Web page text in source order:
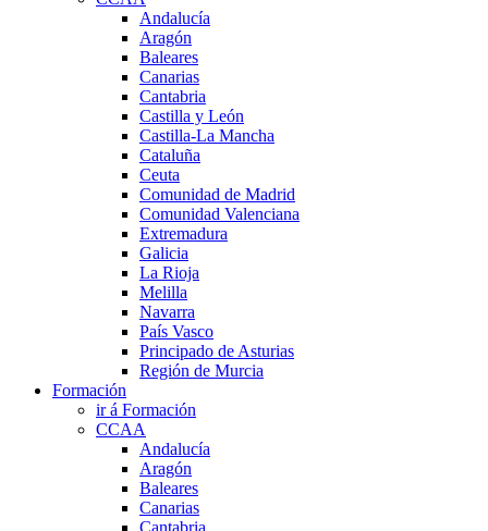
Andalucía
Aragón
Baleares
Canarias
Cantabria
Castilla y León
Castilla-La Mancha
Cataluña
Ceuta
Comunidad de Madrid
Comunidad Valenciana
Extremadura
Galicia
La Rioja
Melilla
Navarra
País Vasco
Principado de Asturias
Región de Murcia
Formación
ir á Formación
CCAA
Andalucía
Aragón
Baleares
Canarias
Cantabria